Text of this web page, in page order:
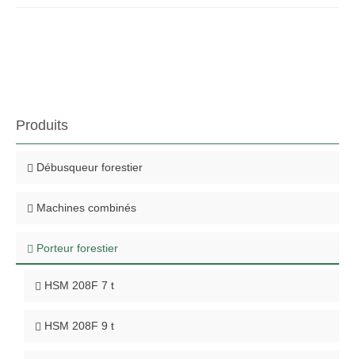
Produits
Débusqueur forestier
Machines combinés
Porteur forestier
HSM 208F 7 t
HSM 208F 9 t